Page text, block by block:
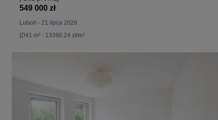
549 000 zł
Luboń - 21 lipca 2026
41 m² - 13390.24 zł/m²